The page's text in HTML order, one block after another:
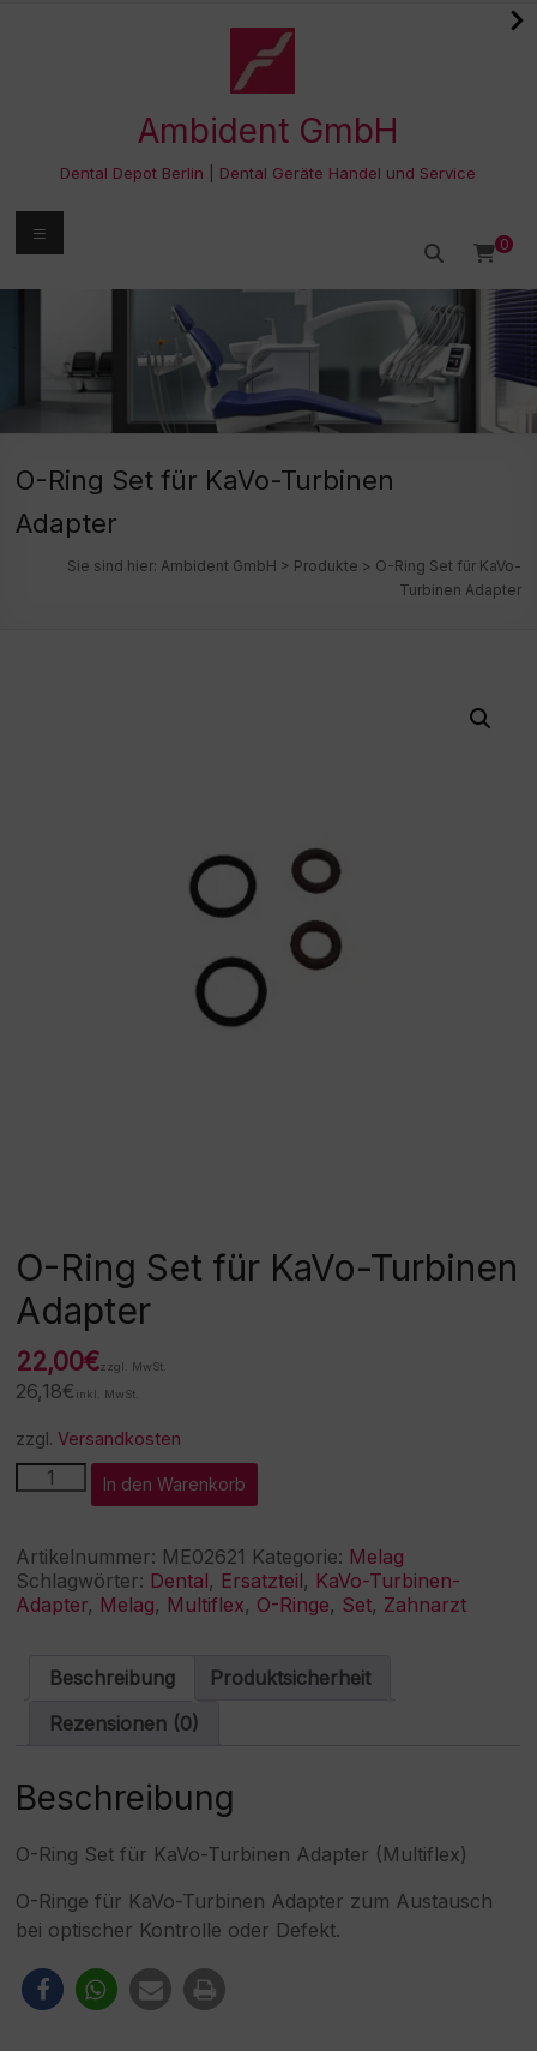
Ambident GmbH
Dental Depot Berlin | Dental Geräte Handel und Service
0
Menü
O-Ring Set für KaVo-Turbinen
Adapter
Sie sind hier: Ambident GmbH > Produkte > O-Ring Set für KaVo-
Turbinen Adapter
O-Ring Set für KaVo-Turbinen
Adapter
22,00€zzgl. MwSt.
26,18€ inkl. MwSt.
zzgl.Versandkosten
Ring
für
KaVo-
Turbinen
Adapter
In den Warenkorb
l
e
r
n
a
v
Artikelnummer: ME02621 Kategorie: Melag
Schlagwörter: Dental, Ersatzteil, KaVo-Turbinen-
Adapter, Melag, Multiflex, O-Ringe, Set, Zahnarzt
Beschreibung
Produktsicherheit
Rezensionen (0)
Beschreibung
O-Ring Set für KaVo-Turbinen Adapter (Multiflex)
O-Ringe für KaVo-Turbinen Adapter zum Austausch
bei optischer Kontrolle oder Defekt.